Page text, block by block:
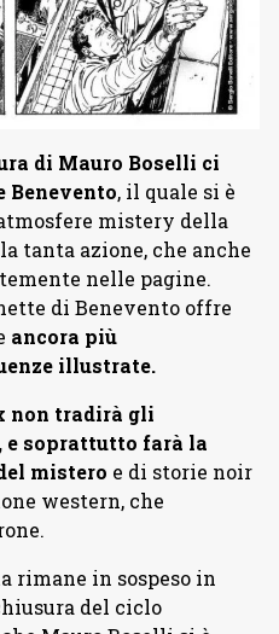
di Mauro Boselli ci
Benevento, il quale si è
mistery della
tanta azione, che anche
nelle pagine.
di Benevento offre
ancora più
illustrate.
non tradirà gli
e soprattutto farà la
mistero e di storie noir
western, che
rimane in sospeso in
del ciclo